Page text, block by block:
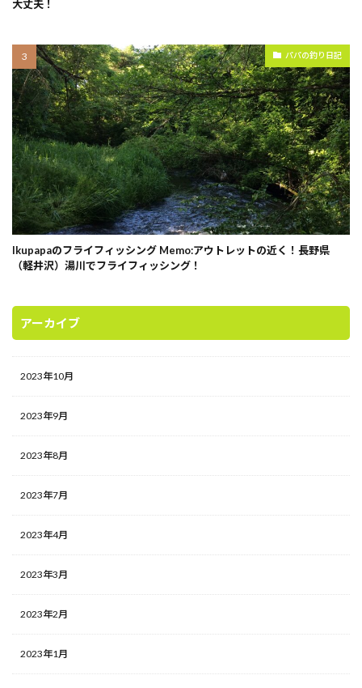
大丈夫！
パパの釣り日記
Ikupapaのフライフィッシング Memo:アウトレットの近く！長野県
（軽井沢）湯川でフライフィッシング！
アーカイブ
2023年10月
2023年9月
2023年8月
2023年7月
2023年4月
2023年3月
2023年2月
2023年1月